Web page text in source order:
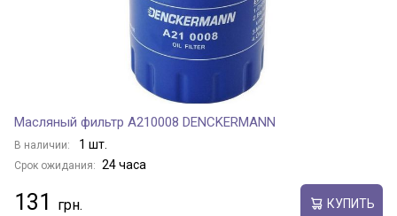
Масляный фильтр A210008 DENCKERMANN
В наличии: 1 шт.
Срок ожидания: 24 часа
131 КУПИТЬ